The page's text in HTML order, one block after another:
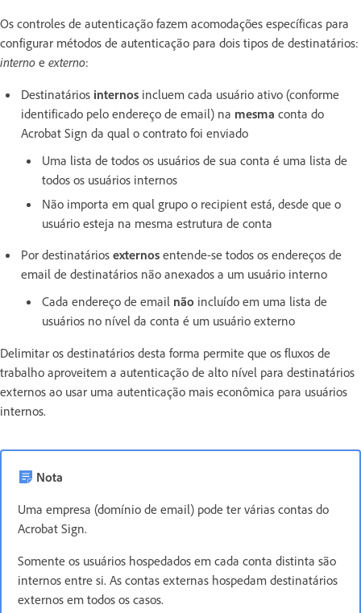
Os controles de autenticação fazem acomodações específicas para
configurar métodos de autenticação para dois tipos de destinatários:
interno e externo:
Destinatários internos incluem cada usuário ativo (conforme
identificado pelo endereço de email) na mesma conta do
Acrobat Sign da qual o contrato foi enviado
Uma lista de todos os usuários de sua conta é uma lista de
todos os usuários internos
Não importa em qual grupo o recipient está, desde que o
usuário esteja na mesma estrutura de conta
Por destinatários externos entende-se todos os endereços de
email de destinatários não anexados a um usuário interno
Cada endereço de email não incluído em uma lista de
usuários no nível da conta é um usuário externo
Delimitar os destinatários desta forma permite que os fluxos de
trabalho aproveitem a autenticação de alto nível para destinatários
externos ao usar uma autenticação mais econômica para usuários
internos.
Nota
Uma empresa (domínio de email) pode ter várias contas do
Acrobat Sign.
Somente os usuários hospedados em cada conta distinta são
internos entre si. As contas externas hospedam destinatários
externos em todos os casos.